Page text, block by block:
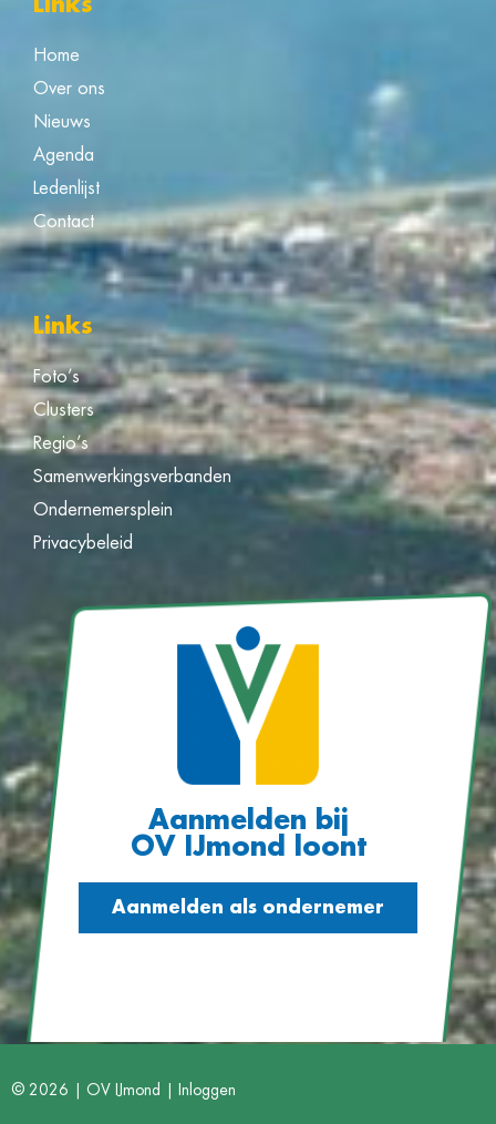
Links
Home
Over ons
Nieuws
Agenda
Ledenlijst
Contact
Links
Foto’s
Clusters
Regio’s
Samenwerkingsverbanden
Ondernemersplein
Privacybeleid
Aanmelden bij
OV IJmond loont
Aanmelden als ondernemer
© 2026 | OV IJmond | Inloggen